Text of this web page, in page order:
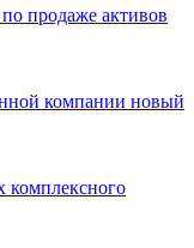
продаже активов
компании новый
комплексного